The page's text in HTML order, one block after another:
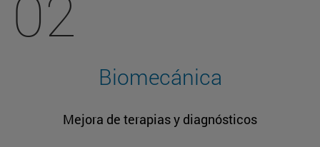
Biomecánica
Mejora de terapias y diagnósticos